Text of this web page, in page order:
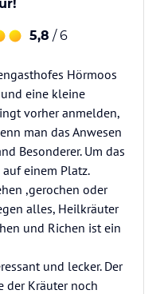
5,8 / 6
Hörmoos
eine kleine
vorher anmelden,
man das Anwesen
Besonderer. Um das
einem Platz.
,gerochen oder
alles, Heilkräuter
und Richen ist ein
und lecker. Der
der Kräuter noch